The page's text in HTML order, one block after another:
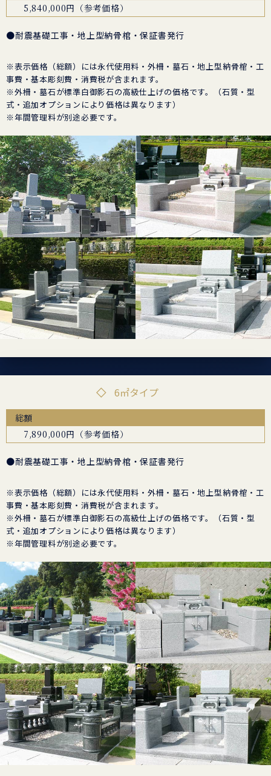
5,840,000円（参考価格）
●耐震基礎工事・地上型納骨棺・保証書発行
※表示価格（総額）には永代使用料・外柵・墓石・地上型納骨棺・工
事費・基本彫刻費・消費税が含まれます。
※外柵・墓石が標準白御影石の高級仕上げの価格です。（石質・型
式・追加オプションにより価格は異なります）
※年間管理料が別途必要です。
6㎡タイプ
総額
7,890,000円（参考価格）
●耐震基礎工事・地上型納骨棺・保証書発行
※表示価格（総額）には永代使用料・外柵・墓石・地上型納骨棺・工
事費・基本彫刻費・消費税が含まれます。
※外柵・墓石が標準白御影石の高級仕上げの価格です。（石質・型
式・追加オプションにより価格は異なります）
※年間管理料が別途必要です。